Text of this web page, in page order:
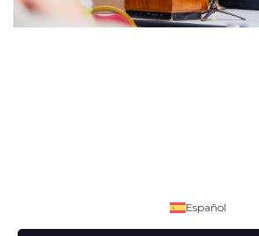
Español